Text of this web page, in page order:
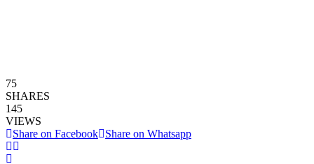
75
SHARES
145
VIEWS
Share on Facebook
Share on Whatsapp